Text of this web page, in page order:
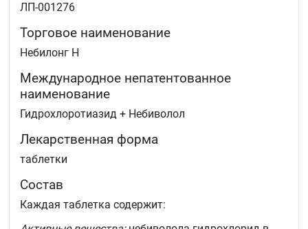
ЛП-001276
Торговое наименование
Небилонг Н
Международное непатентованное
наименование
Гидрохлоротиазид + Небиволол
Лекарственная форма
таблетки
Состав
Каждая таблетка содержит: